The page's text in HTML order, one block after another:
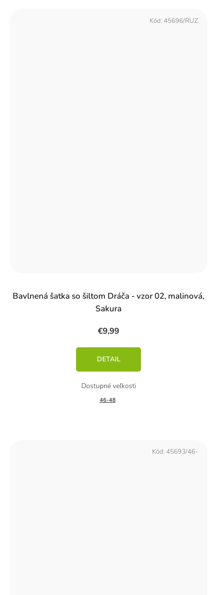
Bavlnená šatka so šiltom Dráča - vzor 02, malinová,
Sakura
€9,99
DETAIL
46-48
Kód: 45696/RUZ
Kód: 45693/46-